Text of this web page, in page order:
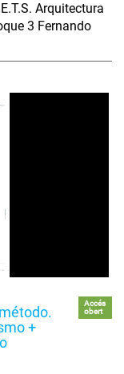
Arquitectura
3 Fernando
+
Accés
obert